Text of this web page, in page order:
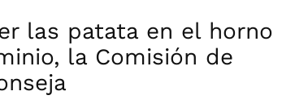
las patata en el horno
la Comisión de